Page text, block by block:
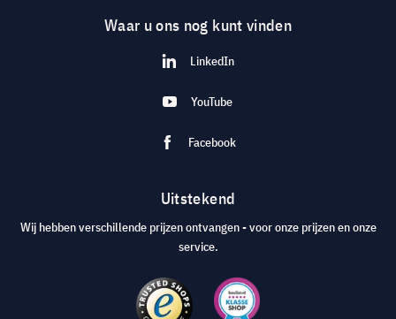
Waar u ons nog kunt vinden
LinkedIn
YouTube
Facebook
Uitstekend
Wij hebben verschillende prijzen ontvangen - voor onze prijzen en onze
service.